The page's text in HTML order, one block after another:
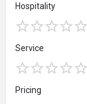
Hospitality
Service
Pricing